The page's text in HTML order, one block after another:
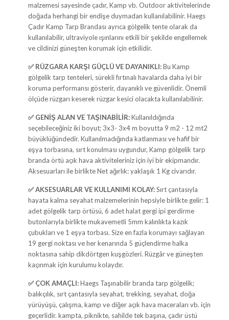
malzemesi sayesinde çadır, Kamp vb. Outdoor aktivitelerinde
doğada herhangi bir endişe duymadan kullanılabilinir. Haegs
Çadır Kamp Tarp Brandası ayrıca gölgelik tente olarak da
kullanılabilir, ultraviyole ışınlarını etkili bir şekilde engellemek
ve cildinizi güneşten korumak için etkilidir.
✅ RÜZGARA KARŞI GÜÇLÜ VE DAYANIKLI:Bu Kamp
gölgelik tarp tenteleri, sürekli fırtınalı havalarda daha iyi bir
koruma performansı gösterir, dayanıklı ve güvenlidir. Önemli
ölçüde rüzgarı keserek rüzgar kesici olacakta kullanılabilinir.
✅ GENİŞ ALAN VE TAŞINABİLİR:Kullanıldığında
seçebileceğiniz iki boyut; 3x3- 3x4 m boyutta 9 m2 - 12 mt2
büyüklüğündedir. Kullanılmadığında katlanması ve hafif bir
eşya torbasına, sırt konulması uygundur, Kamp gölgelik tarp
branda örtü açık hava aktiviteleriniz için iyi bir ekipmandır.
Aksesuarları ile birlikte Net ağırlık: yaklaşık 1 Kg civarıdır.
✅AKSESUARLAR VE KULLANIMI KOLAY:Sırt çantasıyla
hayata kalma seyahat malzemelerinin hepsiyle birlikte gelir: 1
adet gölgelik tarp örtüsü, 6 adet halat gergi ipi gerdirme
butonlarıyla birlikte mukavemetli 5mm kalınlıkta kazık
çubukları ve 1 eşya torbası. Size en fazla korumayı sağlayan
19 gergi noktası ve her kenarında 5 güçlendirme halka
noktasına sahip dikdörtgen kuşgözleri. Rüzgâr ve güneşten
kaçınmak için kurulumu kolaydır.
✅ ÇOK AMAÇLI:Haegs Taşınabilir branda tarp gölgelik;
balıkçılık, sırt çantasıyla seyahat, trekking, seyahat, doğa
yürüyüşü, çalışma, kamp ve diğer açık hava maceraları vb. için
geçerlidir. kampta, piknikte, sahilde tek başına, çadır üstü